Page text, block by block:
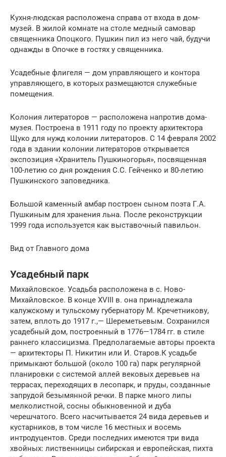
Кухня-людская расположена справа от входа в дом-
музей. В жилой комнате на столе медный самовар
священника Опоцкого. Пушкин пил из него чай, будучи
однажды в Опочке в гостях у священника.
Усадебные флигеля — дом управляющего и контора
управляющего, в которых размещаются служебные
помещения.
Колония литераторов — расположена напротив дома-
музея. Построена в 1911 году по проекту архитектора
Щуко для нужд колонии литераторов. С 14 февраля 2002
года в здании колонии литераторов открывается
экспозиция «Хранитель Пушкиногорья», посвященная
100-летию со дня рождения С.С. Гейченко и 80-летию
Пушкинского заповедника.
Большой каменный амбар построен сыном поэта Г.А.
Пушкиным для хранения льна. После реконструкции
1999 года используется как выставочный павильон.
Вид от Главного дома
Усадебный парк
Михайловское. Усадьба расположена в с. Ново-
Михайловское. В конце XVIII в. она принадлежала
калужскому и тульскому губернатору М. Кречетникову,
затем, вплоть до 1917 г.,— Шереметьевым. Сохранился
усадебный дом, построенный в 1776—1784 гг. в стиле
раннего классицизма. Предполагаемые авторы проекта
— архитекторы П. Никитин или И. Старов.К усадьбе
примыкают большой (около 100 га) парк регулярной
планировки с системой аллей вековых деревьев на
террасах, переходящих в лесопарк, и пруды, созданные
запрудой безымянной речки. В парке много липы
мелколистной, сосны обыкновенной и дуба
черешчатого. Всего насчитывается 24 вида деревьев и
кустарников, в том числе 16 местных и восемь
интродуцентов. Среди последних имеются три вида
хвойных: лиственницы сибирская и европейская, пихта